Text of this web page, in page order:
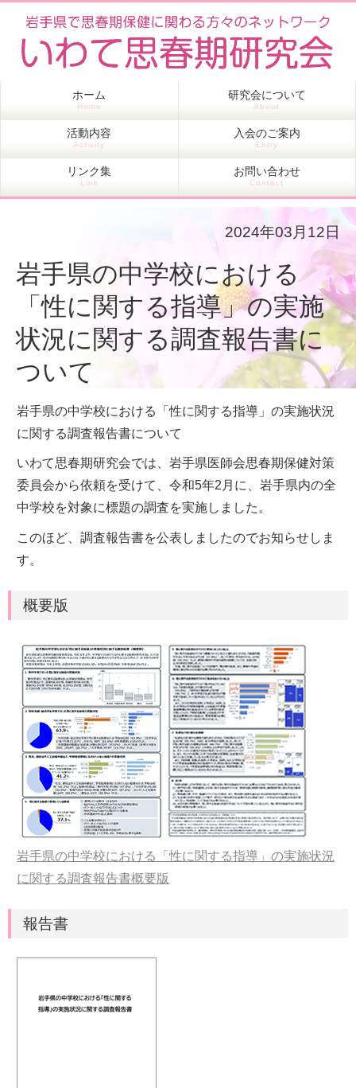
ホーム
Home
研究会について
About
活動内容
Activity
入会のご案内
Entry
リンク集
Link
お問い合わせ
Contact
2024年03月12日
岩手県の中学校における
「性に関する指導」の実施
状況に関する調査報告書に
ついて
岩手県の中学校における「性に関する指導」の実施状況
に関する調査報告書について
いわて思春期研究会では、岩手県医師会思春期保健対策
委員会から依頼を受けて、令和5年2月に、岩手県内の全
中学校を対象に標題の調査を実施しました。
このほど、調査報告書を公表しましたのでお知らせしま
す。
概要版
岩手県の中学校における「性に関する指導」の実施状況
に関する調査報告書概要版
報告書